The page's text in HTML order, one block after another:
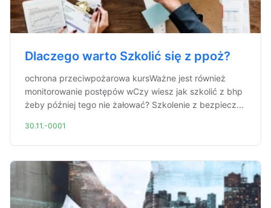
Dlaczego warto Szkolić się z ppoż?
ochrona przeciwpożarowa kursWażne jest również
monitorowanie postępów wCzy wiesz jak szkolić z bhp
żeby później tego nie żałować? Szkolenie z bezpiecz...
30.11.-0001